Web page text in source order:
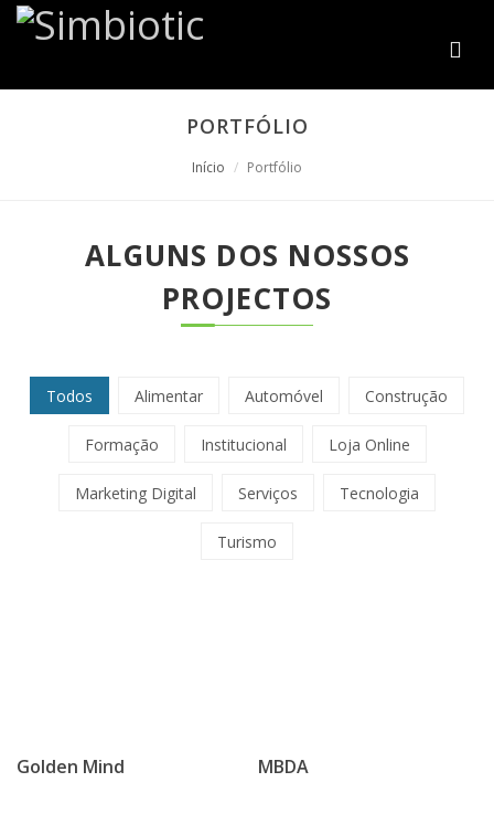
PORTFÓLIO
Início Portfólio
ALGUNS DOS NOSSOS
PROJECTOS
Todos Alimentar Automóvel Construção
Formação Institucional Loja Online
Marketing Digital Serviços Tecnologia
Turismo
Golden Mind MBDA